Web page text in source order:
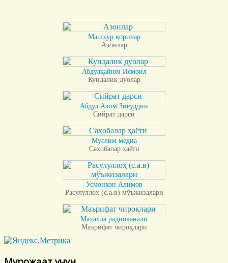
Машҳур қорилар
Азонлар
Абдулқайюм Исмоил
Кундалик дуолар
Абдул Азим Зиёуддин
Сийрат дарси
Муслим медиа
Саҳобалар ҳаёти
Усмонхон Алимов
Расулуллоҳ (с.а.в) мўъжизалари
Маҳалла радиоканали
Маърифат чироқлари